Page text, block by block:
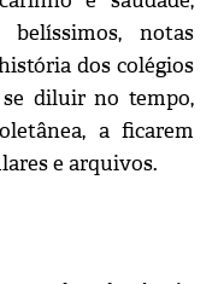
notas
dos colégios
diluir no tempo,
a ficarem
e arquivos.